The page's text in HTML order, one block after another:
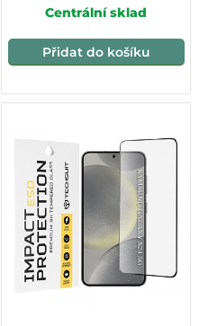
Centrální sklad
Přidat do košíku